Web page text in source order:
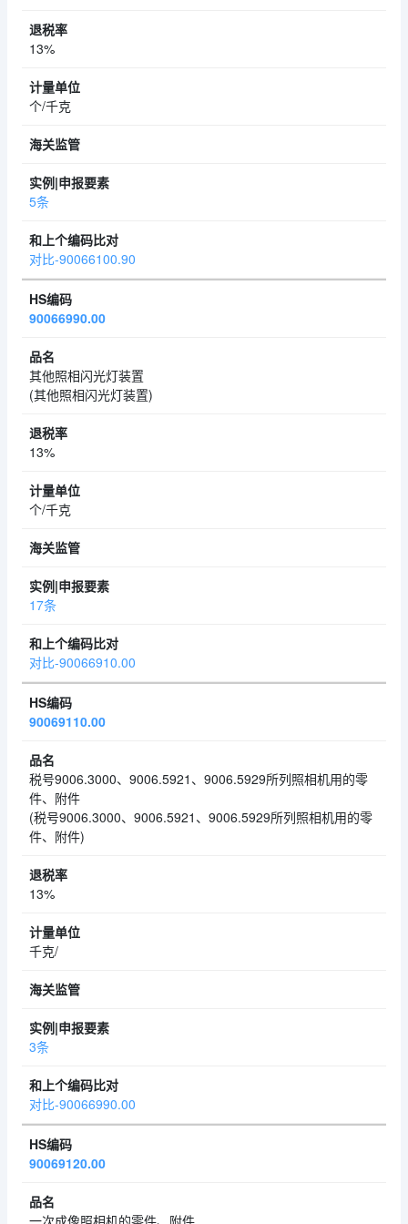
13%
个/千克
5条
对比-90066100.90
90066990.00
其他照相闪光灯装置
(其他照相闪光灯装置)
13%
个/千克
17条
对比-90066910.00
90069110.00
税号9006.3000、9006.5921、9006.5929所列照相机用的零
件、附件
(税号9006.3000、9006.5921、9006.5929所列照相机用的零
件、附件)
13%
千克/
3条
对比-90066990.00
90069120.00
一次成像照相机的零件、附件